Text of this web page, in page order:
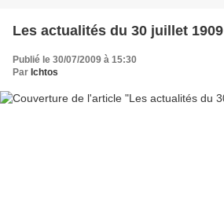
Les actualités du 30 juillet 1909
Publié le 30/07/2009 à 15:30
Par Ichtos